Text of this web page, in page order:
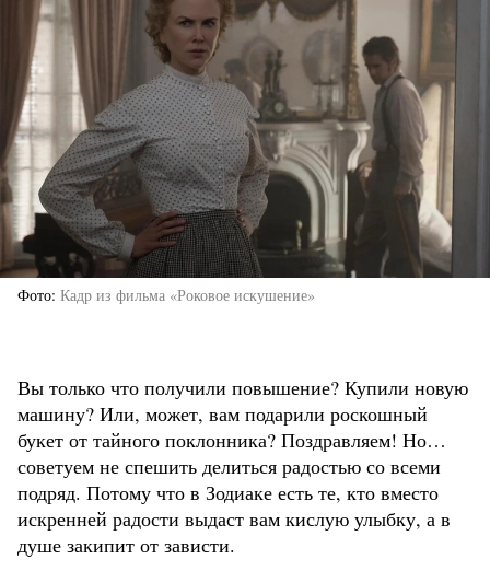
Фото Кадр из фильма «Роковое искушение»
Вы только что получили повышение? Купили новую
машину? Или, может, вам подарили роскошный
букет от тайного поклонника? Поздравляем! Но…
советуем не спешить делиться радостью со всеми
подряд. Потому что в Зодиаке есть те, кто вместо
искренней радости выдаст вам кислую улыбку, а в
душе закипит от зависти.